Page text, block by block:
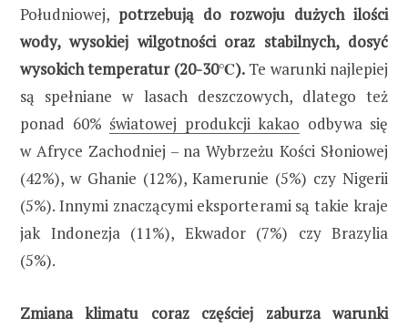
Południowej, potrzebują do rozwoju dużych ilości
wody, wysokiej wilgotności oraz stabilnych, dosyć
wysokich temperatur (20-30℃). Te warunki najlepiej
są spełniane w lasach deszczowych, dlatego też
ponad 60% światowej produkcji kakao odbywa się
w Afryce Zachodniej – na Wybrzeżu Kości Słoniowej
(42%), w Ghanie (12%), Kamerunie (5%) czy Nigerii
(5%). Innymi znaczącymi eksporterami są takie kraje
jak Indonezja (11%), Ekwador (7%) czy Brazylia
(5%).
Zmiana klimatu coraz częściej zaburza warunki